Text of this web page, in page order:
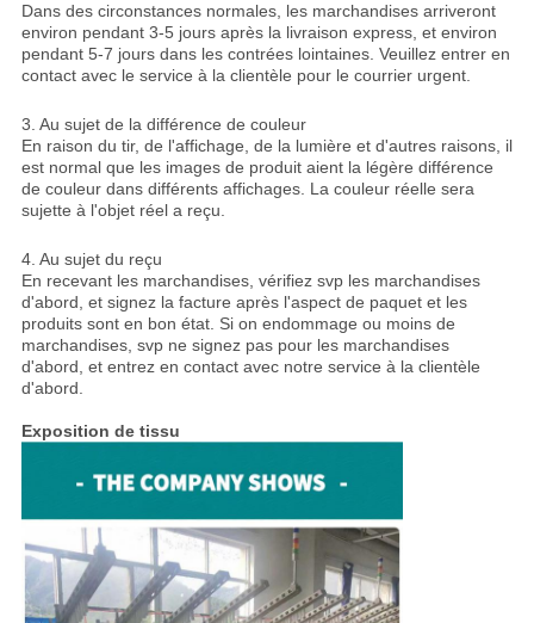
Dans des circonstances normales, les marchandises arriveront
environ pendant 3-5 jours après la livraison express, et environ
pendant 5-7 jours dans les contrées lointaines. Veuillez entrer en
contact avec le service à la clientèle pour le courrier urgent.
3. Au sujet de la différence de couleur
En raison du tir, de l'affichage, de la lumière et d'autres raisons, il
est normal que les images de produit aient la légère différence
de couleur dans différents affichages. La couleur réelle sera
sujette à l'objet réel a reçu.
4. Au sujet du reçu
En recevant les marchandises, vérifiez svp les marchandises
d'abord, et signez la facture après l'aspect de paquet et les
produits sont en bon état. Si on endommage ou moins de
marchandises, svp ne signez pas pour les marchandises
d'abord, et entrez en contact avec notre service à la clientèle
d'abord.
Exposition de tissu